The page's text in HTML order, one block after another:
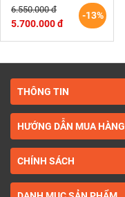
(3PN90S6)-điện cơ
HEM VIHEM
-13%
6.550.000 đ
5.700.000 đ
THÔNG TIN
HƯỚNG DẪN MUA HÀNG
CHÍNH SÁCH